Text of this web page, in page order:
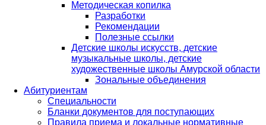
Методическая копилка
Разработки
Рекомендации
Полезные ссылки
Детские школы искусств, детские
музыкальные школы, детские
художественные школы Амурской области
Зональные объединения
Абитуриентам
Специальности
Бланки документов для поступающих
Правила приема и локальные нормативные